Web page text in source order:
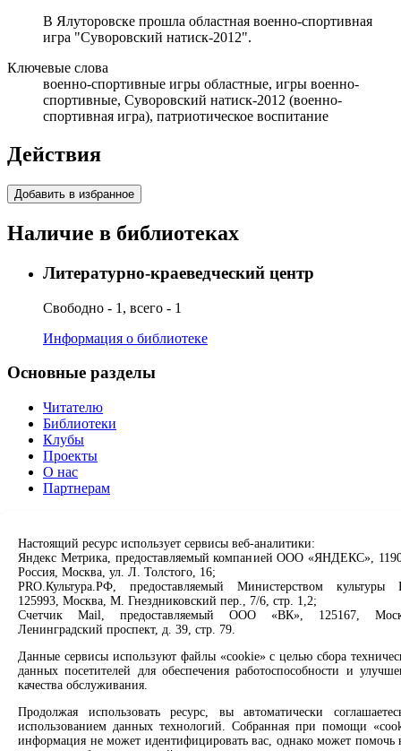
В Ялуторовске прошла областная военно-спортивная
игра "Суворовский натиск-2012".
Ключевые слова
военно-спортивные игры областные, игры военно-
спортивные, Суворовский натиск-2012 (военно-
спортивная игра), патриотическое воспитание
Действия
Добавить в избранное
Наличие в библиотеках
Литературно-краеведческий центр
Свободно - 1, всего - 1
Информация о библиотеке
Основные разделы
Читателю
Библиотеки
Клубы
Проекты
О нас
Партнерам
Продлить книгу
Спроси библиотекаря
Спроси краеведа
Оцените качество услуг
Направить обращение директору
Соцсети
Вконтакте
Одноклассники
Max
Rutube
Настоящий ресурс использует сервисы веб-аналитики:
Яндекс Метрика, предоставляемый компанией ООО «ЯНДЕКС»,
Россия, Москва, ул. Л. Толстого, 16;
PRO.Культура.РФ, предоставляемый Министерством культуры
125993, Москва, М. Гнездниковский пер., 7/6, стр. 1,2;
Счетчик Mail, предоставляемый ООО «ВК», 125167,
Ленинградский проспект, д. 39, стр. 79.
Данные сервисы используют файлы «cookie» с целью сбора
данных посетителей для обеспечения работоспособности и
качества обслуживания.
Продолжая использовать ресурс, вы автоматически
использованием данных технологий. Собранная при помощи
информация не может идентифицировать вас, однако может помочь